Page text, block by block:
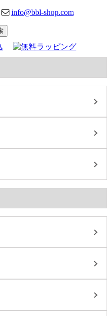
info@bbl-shop.com